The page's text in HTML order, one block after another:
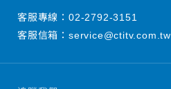
客服專線： 02-2792-3151
客服信箱： service@ctitv.com.tw